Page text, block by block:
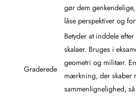
gør dem
låse perspektiver og
Graderede
Betyder at inddele
skalaer. Bruges i
geometri og militær.
mærkning, der skaber
sammenlignelighed,